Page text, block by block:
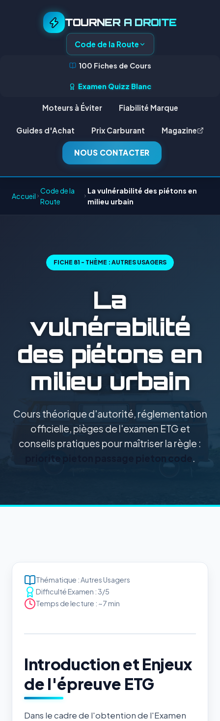
TOURNER A DROITE
Code de la Route
100 Fiches de Cours
Examen Quizz Blanc
Moteurs à Éviter Fiabilité Marque
Guides d'Achat Prix Carburant Magazine
NOUS CONTACTER
Accueil
Code de la
Route
La vulnérabilité des piétons en
milieu urbain
FICHE 81 - THÈME : AUTRES USAGERS
La
vulnérabilité
des piétons en
milieu urbain
Cours théorique d'autorité, réglementation
officielle, pièges de l'examen ETG et
conseils pratiques pour maîtriser la règle :
priorite pieton passage pieton code
.
Thématique : Autres Usagers
Difficulté Examen : 3/5
Temps de lecture : ~7 min
Introduction et Enjeux
de l'épreuve ETG
Dans le cadre de l'obtention de l'Examen